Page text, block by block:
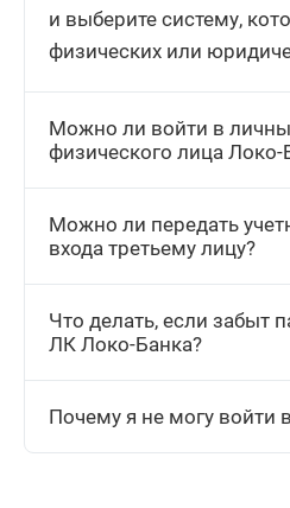
и выберите систему,
физических или
Можно ли войти в
физического лица Локо-
Можно ли передать
входа третьему лицу?
Что делать, если забыт
ЛК Локо-Банка?
Почему я не могу войти